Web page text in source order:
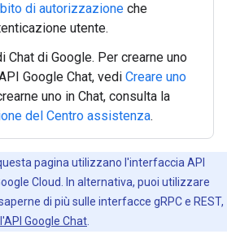
di autorizzazione che
utente.
Chat di Google. Per crearne uno
Google Chat, vedi Creare uno
uno in Chat, consulta la
del Centro assistenza.
pagina utilizzano l'interfaccia API
Cloud. In alternativa, puoi utilizzare
di più sulle interfacce gRPC e REST,
Google Chat